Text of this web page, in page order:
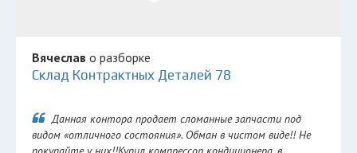
Вячеслав о разборке
Склад Контрактных Деталей 78
Данная контора продает сломанные запчасти под
видом «отличного состояния». Обман в чистом виде!! Не